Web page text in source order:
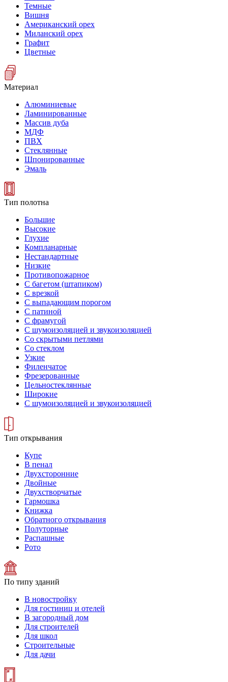
Темные
Вишня
Американский орех
Миланский орех
Графит
Цветные
Материал
Алюминиевые
Ламинированные
Массив дуба
МДФ
ПВХ
Стеклянные
Шпонированные
Эмаль
Тип полотна
Большие
Высокие
Глухие
Компланарные
Нестандартные
Низкие
Противопожарное
С багетом (штапиком)
С врезкой
С выпадающим порогом
С патиной
С фрамугой
С шумоизоляцией и звукоизоляцией
Со скрытыми петлями
Со стеклом
Узкие
Филенчатое
Фрезерованные
Цельностеклянные
Широкие
С шумоизоляцией и звукоизоляцией
Тип открывания
Купе
В пенал
Двухсторонние
Двойные
Двухстворчатые
Гармошка
Книжка
Обратного открывания
Полуторные
Распашные
Рото
По типу зданий
В новостройку
Для гостиниц и отелей
В загородный дом
Для строителей
Для школ
Строительные
Для дачи